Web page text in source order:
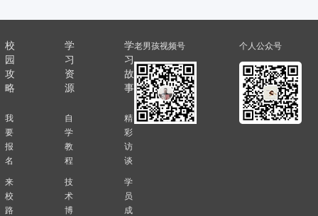
校
园
攻
略
我
要
报
名
来
校
路
学
习
资
源
自
学
教
程
技
术
博
学
习
故
事
精
彩
访
谈
学
员
成
老男孩视频号 个人公众号